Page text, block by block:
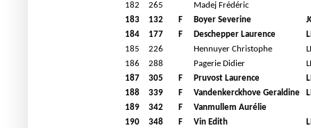
182
265
Madej Frédéric
183
132 F Boyer Severine
184
177 F Deschepper Laurence
185
226 Hennuyer Christophe
186
288 Pagerie Didier
187
305 F Pruvost Laurence
188
339 F Vandenkerckhove Geraldine
189
342 F
Vanmullem Aurélie
190
348 F Vin Edith